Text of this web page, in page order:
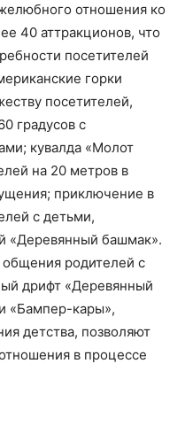
отношения ко
40 аттракционов, что
посетителей
горки
посетителей,
градусов с
кувалда «Молот
на 20 метров в
приключение в
с детьми,
«Деревянный башмак».
родителей с
дрифт «Деревянный
«Бампер-кары»,
детства, позволяют
в процессе